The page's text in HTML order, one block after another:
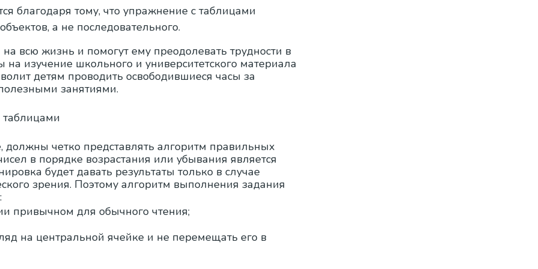
благодаря тому, что упражнение с таблицами
а не последовательного.
всю жизнь и помогут ему преодолевать трудности в
изучение школьного и университетского материала
детям проводить освободившиеся часы за
занятиями.
четко представлять алгоритм правильных
в порядке возрастания или убывания является
будет давать результаты только в случае
зрения. Поэтому алгоритм выполнения задания
привычном для обычного чтения;
на центральной ячейке и не перемещать его в